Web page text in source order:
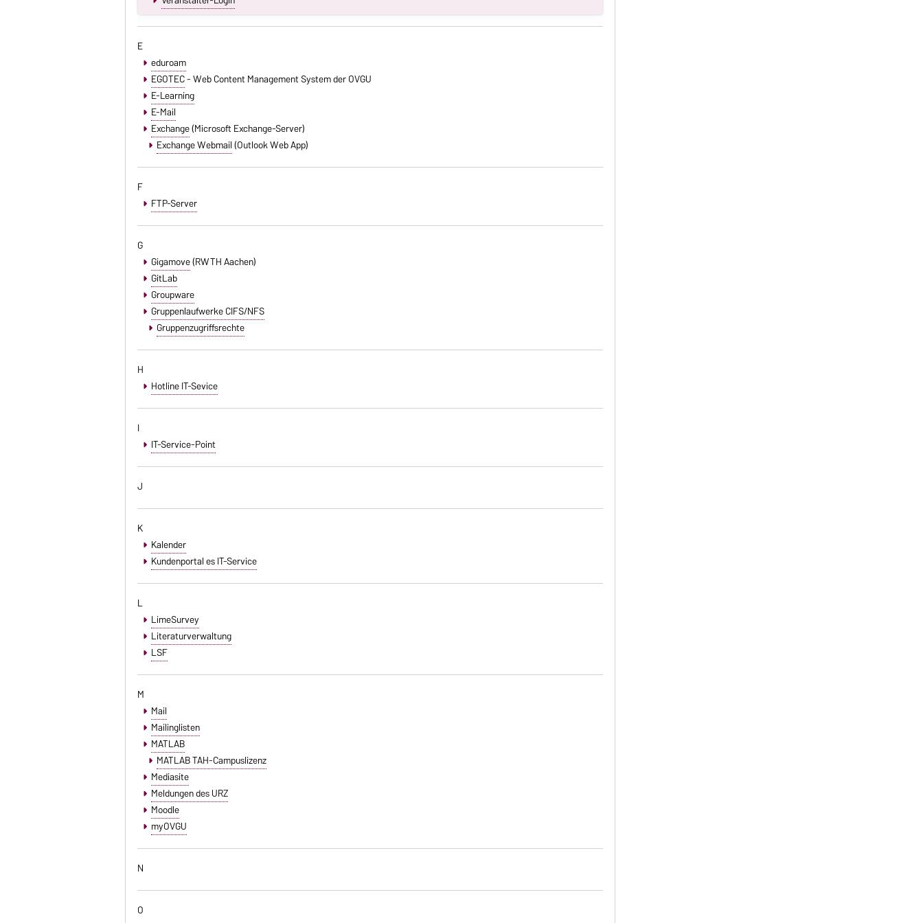
E
eduroam
EGOTEC- Web Content Management System der OVGU
E-Learning
E-Mail
Exchange(Microsoft Exchange-Server)
Exchange Webmail(Outlook Web App)
F
FTP-Server
G
Gigamove(RWTH Aachen)
GitLab
Groupware
Gruppenlaufwerke CIFS/NFS
Gruppenzugriffsrechte
H
Hotline IT-Sevice
I
IT-Service-Point
J
K
Kalender
Kundenportal es IT-Service
L
LimeSurvey
Literaturverwaltung
LSF
M
Mail
Mailinglisten
MATLAB
MATLAB TAH-Campuslizenz
Mediasite
Meldungen des URZ
Moodle
myOVGU
N
O